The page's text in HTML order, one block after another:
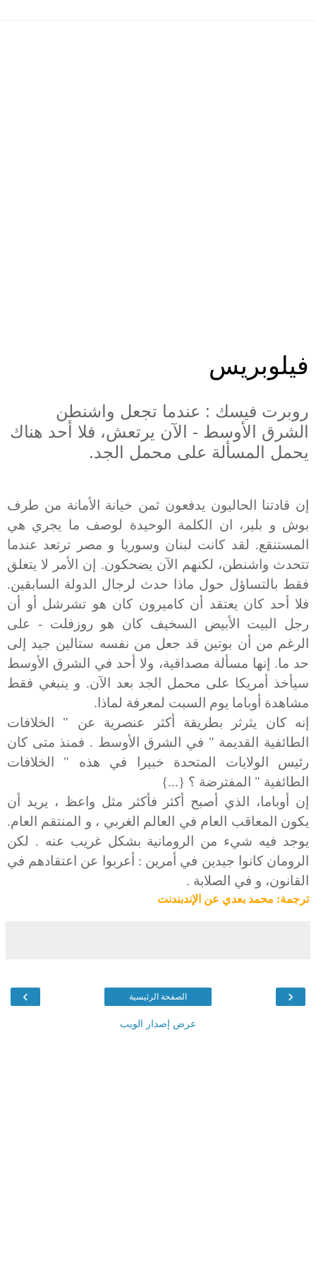
فيلوبريس
روبرت فيسك : عندما تجعل واشنطن
الشرق الأوسط - الآن يرتعش، فلا أحد هناك
يحمل المسألة على محمل الجد.
إن قادتنا الحاليون يدفعون ثمن خيانة الأمانة من طرف
بوش و بلير، ان الكلمة الوحيدة لوصف ما يجري هي
المستنقع. لقد كانت لبنان وسوريا و مصر ترتعد عندما
تتحدث واشنطن، لكنهم الآن يضحكون. إن الأمر لا يتعلق
فقط بالتساؤل حول ماذا حدث لرجال الدولة السابقين.
فلا أحد كان يعتقد أن كاميرون كان هو تشرشل أو أن
رجل البيت الأبيض السخيف كان هو روزفلت - على
الرغم من أن بوتين قد جعل من نفسه ستالين جيد إلى
حد ما. إنها مسألة مصداقية، ولا أحد في الشرق الأوسط
سيأخذ أمريكا على محمل الجد بعد الآن. و ينبغي فقط
مشاهدة أوباما يوم السبت لمعرفة لماذا.
إنه كان يثرثر بطريقة أكثر عنصرية عن " الخلافات
الطائفية القديمة " في الشرق الأوسط . فمنذ متى كان
رئيس الولايات المتحدة خبيرا في هذه " الخلافات
الطائفية " المفترضة ؟ {...}
إن أوباما، الذي أصبح أكثر فأكثر مثل واعظ ، يريد أن
يكون المعاقب العام في العالم الغربي ، و المنتقم العام.
يوجد فيه شيء من الرومانية بشكل غريب عنه . لكن
الرومان كانوا جيدين في أمرين : أعربوا عن اعتقادهم في
القانون، و في الصلابة .
ترجمة: محمد بعدي عن الإندبندنت
‹
› الصفحة الرئيسية
عرض إصدار الويب